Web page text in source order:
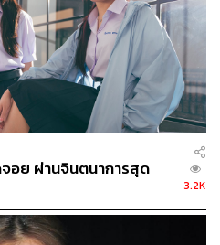
นให้เพลงนี้ด้วยค่ะ
เขาก็ชอบเราและเราก็ชอบ
กชอบเราก่อน กล้าที่จะบอกชอบ
ะไรประมาณนี้
อย ผ่านจินตนาการสุด
3.2K